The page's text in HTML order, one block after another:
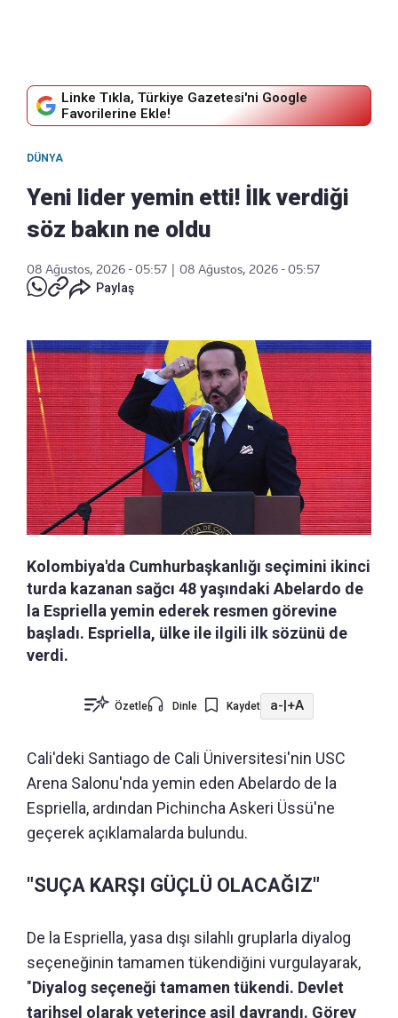
Linke Tıkla, Türkiye Gazetesi'ni Google
Favorilerine Ekle!
DÜNYA
Yeni lider yemin etti! İlk verdiği
söz bakın ne oldu
08 Ağustos, 2026 - 05:57
08 Ağustos, 2026 - 05:57
Paylaş
Kolombiya'da Cumhurbaşkanlığı seçimini ikinci
turda kazanan sağcı 48 yaşındaki Abelardo de
la Espriella yemin ederek resmen görevine
başladı. Espriella, ülke ile ilgili ilk sözünü de
verdi.
Özetle Dinle Kaydet a-|+A
Cali'deki Santiago de Cali Üniversitesi'nin USC
Arena Salonu'nda yemin eden Abelardo de la
Espriella, ardından Pichincha Askeri Üssü'ne
geçerek açıklamalarda bulundu.
"SUÇA KARŞI GÜÇLÜ OLACAĞIZ"
De la Espriella, yasa dışı silahlı gruplarla diyalog
seçeneğinin tamamen tükendiğini vurgulayarak,
"Diyalog seçeneği tamamen tükendi. Devlet
tarihsel olarak yeterince asil davrandı. Görev